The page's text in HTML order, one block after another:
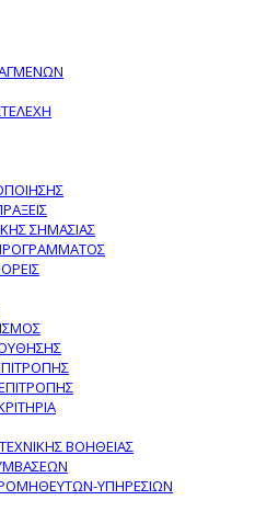
ΣΗΜΑΣΙΑΣ
ΒΟΗΘΕΙΑΣ
ΥΠΗΡΕΣΙΩΝ